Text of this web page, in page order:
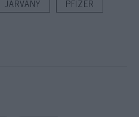
JÁRVÁNY
PFIZER